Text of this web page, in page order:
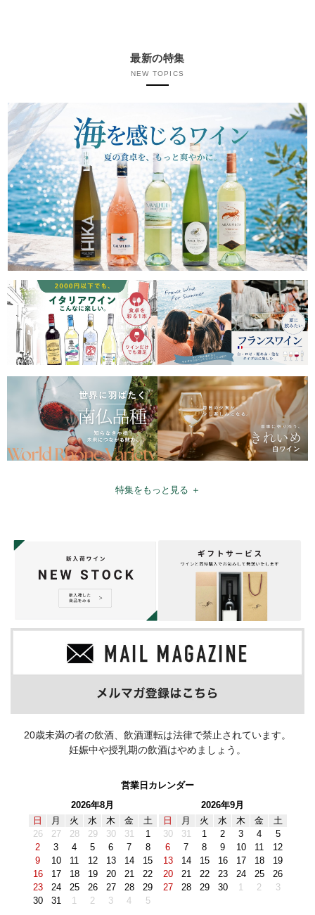
最新の特集
NEW TOPICS
特集をもっと見る ＋
20歳未満の者の飲酒、飲酒運転は法律で禁止されています。
妊娠中や授乳期の飲酒はやめましょう。
営業日カレンダー
2026年8月
日
月 火 水 木 金
土
26
27 28 29 30 31
1
2
3 4 5 6 7
8
9
10 11 12 13 14
15
16
17 18 19 20 21
22
23
24 25 26 27 28
29
30
31 1 2 3 4 5
2026年9月
日
月 火 水 木 金
土
30
31 1 2 3 4
5
6
7 8 9 10 11
12
13
14 15 16 17 18
19
20
21 22 23 24 25
26
27
28 29 30 1 2 3